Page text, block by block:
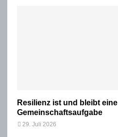
Resilienz ist und bleibt eine
Gemeinschaftsaufgabe
29. Juli 2026